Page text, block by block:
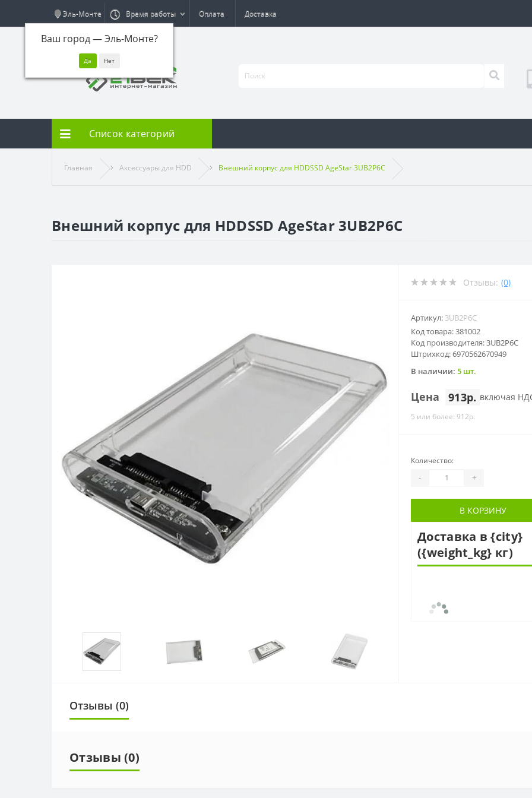
Эль-Монте
Ваш город —Эль-Монте?
Время работы Оплата Доставка
Список категорий
Главная Аксессуары для HDD Внешний корпус для HDDSSD AgeStar 3UB2P6C
Внешний корпус для HDDSSD AgeStar 3UB2P6C
Отзывы: (0)
Артикул: 3UB2P6C
Код товара: 381002
Код производителя: 3UB2P6C
Штрихкод: 6970562670949
В наличии: 5 шт.
Цена 913р. включая
5 или более: 912р.
Количество:
- +
В КОРЗИНУ
Доставка в {city}
({weight_kg} кг)
Отзывы (0)
Отзывы (0)